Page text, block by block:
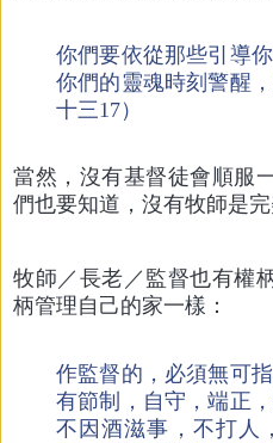
你們要依從那些引導
你們的靈魂時刻警醒
十三17）
當然，沒有基督徒會順服
們也要知道，沒有牧師是完
牧師／長老／監督也有權
柄管理自己的家一樣：
作監督的，必須無可
有節制，自守，端正
不因酒滋事，不打人